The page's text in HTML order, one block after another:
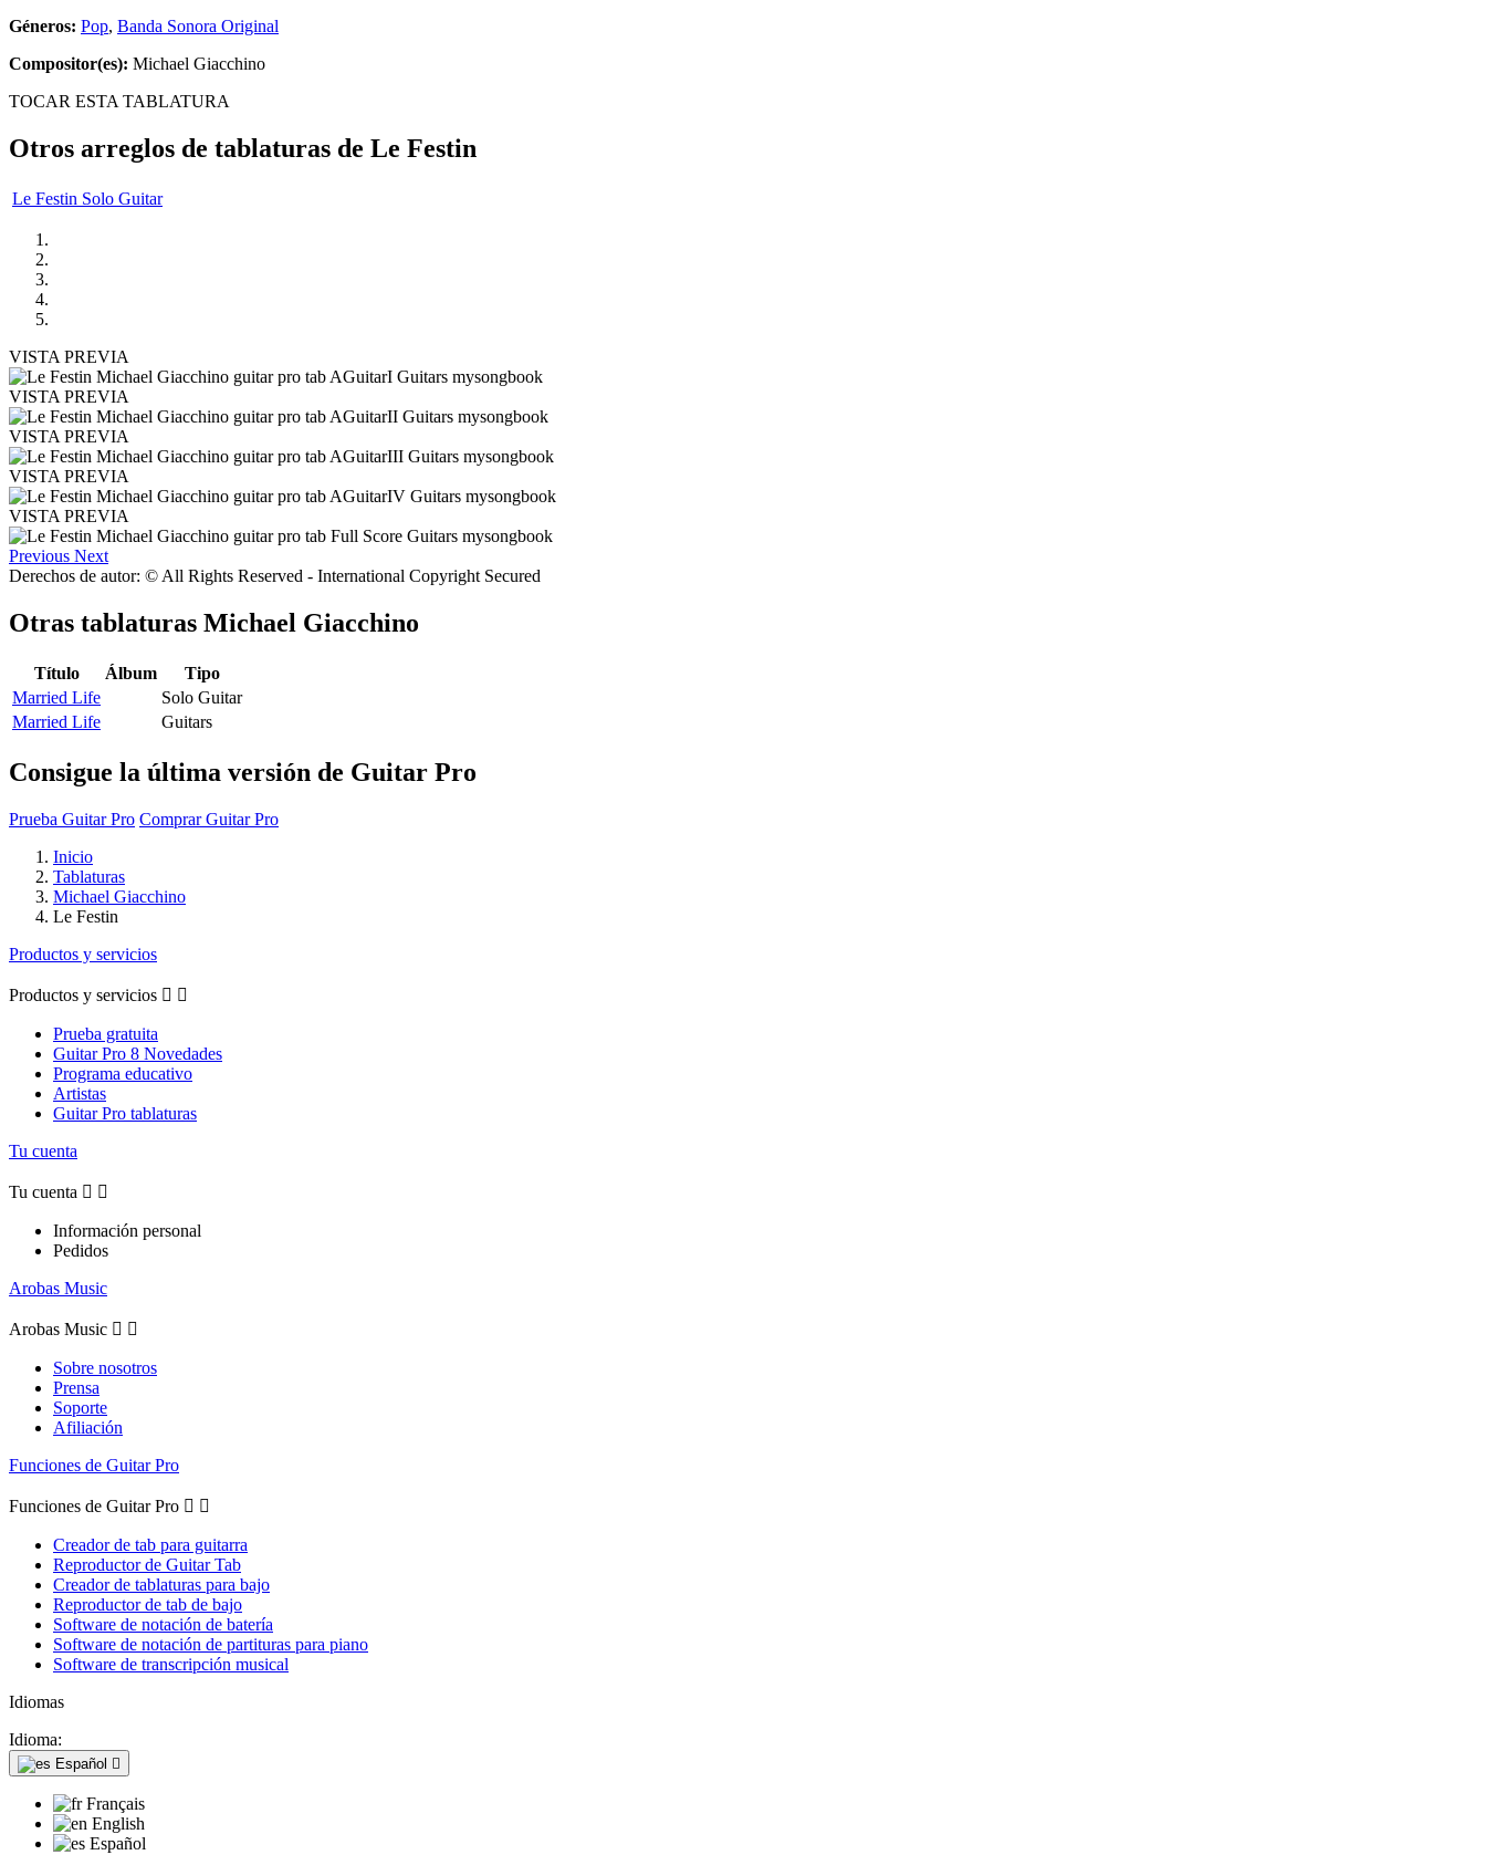
Géneros: Pop, Banda Sonora Original
Compositor(es): Michael Giacchino
TOCAR ESTA TABLATURA
Otros arreglos de tablaturas de Le Festin
Le Festin Solo Guitar
VISTA PREVIA
VISTA PREVIA
VISTA PREVIA
VISTA PREVIA
VISTA PREVIA
Previous Next
Derechos de autor: © All Rights Reserved - International Copyright Secured
Otras tablaturas Michael Giacchino
Título Álbum
Tipo
Married Life
Solo Guitar
Married Life
Guitars
Consigue la última versión de Guitar Pro
Prueba Guitar Pro Comprar Guitar Pro
Inicio
Tablaturas
Michael Giacchino
Le Festin
Productos y servicios
Productos y servicios  
Prueba gratuita
Guitar Pro 8 Novedades
Programa educativo
Artistas
Guitar Pro tablaturas
Tu cuenta
Tu cuenta  
Información personal
Pedidos
Arobas Music
Arobas Music  
Sobre nosotros
Prensa
Soporte
Afiliación
Funciones de Guitar Pro
Funciones de Guitar Pro  
Creador de tab para guitarra
Reproductor de Guitar Tab
Creador de tablaturas para bajo
Reproductor de tab de bajo
Software de notación de batería
Software de notación de partituras para piano
Software de transcripción musical
Idiomas
Idioma:
Español 
Français
English
Español